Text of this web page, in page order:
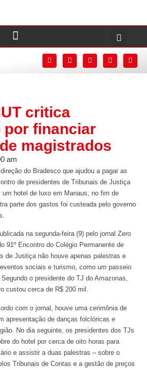
critica
por financiar
magistrados
am
do Bradesco que ajudou a pagar as
de presidentes de Tribunais de Justiça
hotel de luxo em Manaus, no fim de
parte dos gastos foi custeada pelo governo
na segunda-feira (9) pelo jornal Zero
91º Encontro do Colégio Permanente de
de Justiça não houve apenas palestras e
sociais e turismo, como um passeio
o presidente do TJ do Amazonas,
custou cerca de R$ 200 mil.
com o jornal, houve uma cerimônia de
apresentação de danças folclóricas e
No dia seguinte, os presidentes dos TJs
do hotel por cerca de oito horas para
e assistir a duas palestras – sobre o
Tribunais de Contas e a gestão de preços